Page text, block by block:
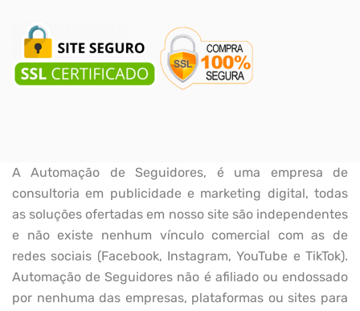
A Automação de Seguidores, é uma empresa de
consultoria em publicidade e marketing digital, todas
as soluções ofertadas em nosso site são independentes
e não existe nenhum vínculo comercial com as de
redes sociais (Facebook, Instagram, YouTube e TikTok).
Automação de Seguidores não é afiliado ou endossado
por nenhuma das empresas, plataformas ou sites para